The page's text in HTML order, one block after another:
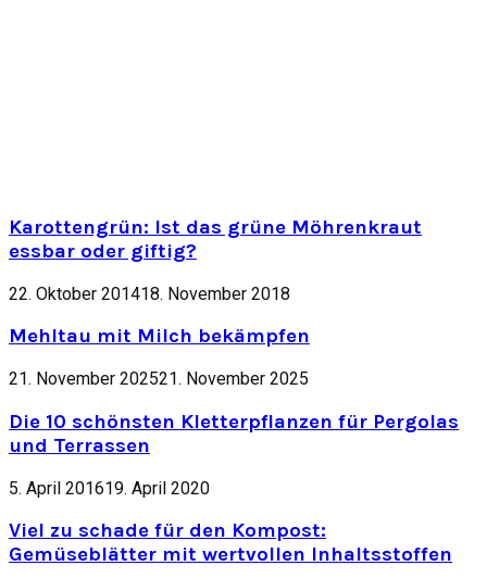
Karottengrün: Ist das grüne Möhrenkraut
essbar oder giftig?
22. Oktober 201418. November 2018
Mehltau mit Milch bekämpfen
21. November 202521. November 2025
Die 10 schönsten Kletterpflanzen für Pergolas
und Terrassen
5. April 201619. April 2020
Viel zu schade für den Kompost:
Gemüseblätter mit wertvollen Inhaltsstoffen